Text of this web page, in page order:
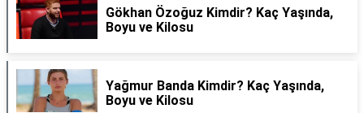
Gökhan Özoğuz Kimdir? Kaç Yaşında,
Boyu ve Kilosu
Yağmur Banda Kimdir? Kaç Yaşında,
Boyu ve Kilosu